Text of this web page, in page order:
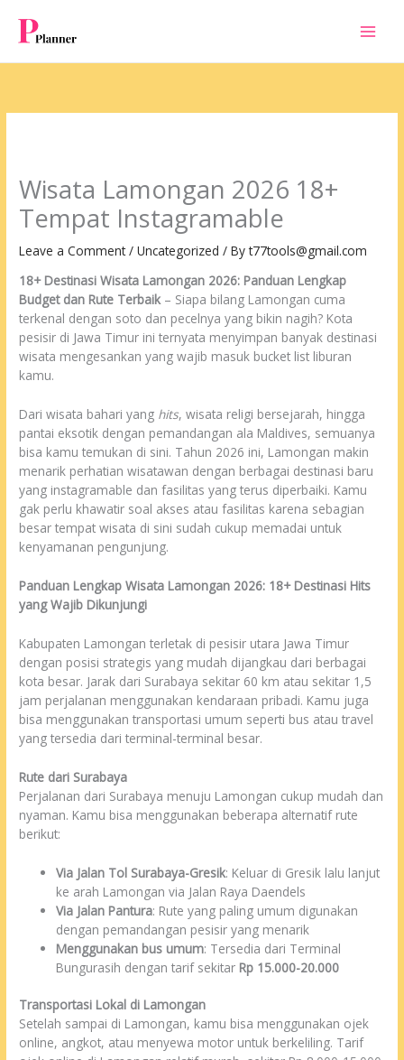
content
Wisata Lamongan 2026 18+
Tempat Instagramable
Leave a Comment /Uncategorized / Byt77tools@gmail.com
18+ Destinasi Wisata Lamongan 2026: Panduan Lengkap
Budget dan Rute Terbaik– Siapa bilang Lamongan cuma
terkenal dengan soto dan pecelnya yang bikin nagih? Kota
pesisir di Jawa Timur ini ternyata menyimpan banyak destinasi
wisata mengesankan yang wajib masuk bucket list liburan
kamu.
Dari wisata bahari yang hits, wisata religi bersejarah, hingga
pantai eksotik dengan pemandangan ala Maldives, semuanya
bisa kamu temukan di sini. Tahun 2026 ini, Lamongan makin
menarik perhatian wisatawan dengan berbagai destinasi baru
yang instagramable dan fasilitas yang terus diperbaiki. Kamu
gak perlu khawatir soal akses atau fasilitas karena sebagian
besar tempat wisata di sini sudah cukup memadai untuk
kenyamanan pengunjung.
Panduan Lengkap Wisata Lamongan 2026: 18+ Destinasi Hits
yang Wajib Dikunjungi
Kabupaten Lamongan terletak di pesisir utara Jawa Timur
dengan posisi strategis yang mudah dijangkau dari berbagai
kota besar. Jarak dari Surabaya sekitar 60 km atau sekitar 1,5
jam perjalanan menggunakan kendaraan pribadi. Kamu juga
bisa menggunakan transportasi umum seperti bus atau travel
yang tersedia dari terminal-terminal besar.
Rute dari Surabaya
Perjalanan dari Surabaya menuju Lamongan cukup mudah dan
nyaman. Kamu bisa menggunakan beberapa alternatif rute
berikut:
Via Jalan Tol Surabaya-Gresik: Keluar di Gresik lalu lanjut
ke arah Lamongan via Jalan Raya Daendels
Via Jalan Pantura: Rute yang paling umum digunakan
dengan pemandangan pesisir yang menarik
Menggunakan bus umum: Tersedia dari Terminal
Bungurasih dengan tarif sekitar Rp 15.000-20.000
Transportasi Lokal di Lamongan
Setelah sampai di Lamongan, kamu bisa menggunakan ojek
online, angkot, atau menyewa motor untuk berkeliling. Tarif